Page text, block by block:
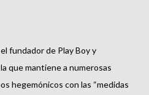
fundador de Play Boy y
que mantiene a numerosas
hegemónicos con las “medidas